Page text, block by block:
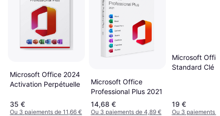
Microsoft Office 2024
Activation Perpétuelle
35 €
Ou 3 paiements de 11,66 €
Microsoft Office
Professional Plus 2021
14,68 €
Ou 3 paiements de 4,89 €
Microsoft
Standard Clé
19 €
Ou 3 paiements